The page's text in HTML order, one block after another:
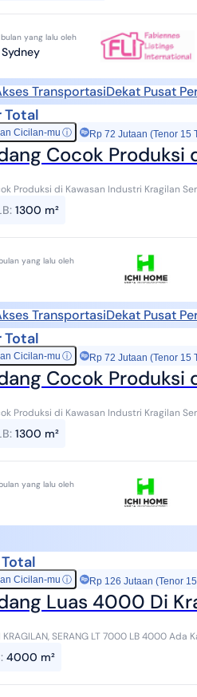
yang lalu oleh
TransportasiDekat Pusat
Total
Cicilan-mu ⓘ Rp 72 Jutaan (Tenor 15
Cocok Produksi
di Kawasan Industri Kragilan Serang Gudang strategis di kawasan
ke Tol Ciujung. Sangat co...
: 1300 m²
yang lalu oleh
TransportasiDekat Pusat
Total
Cicilan-mu ⓘ Rp 72 Jutaan (Tenor 15
Cocok Produksi
di Kawasan Industri Kragilan Serang Gudang strategis di kawasan
ke Tol Ciujung. Sangat co...
: 1300 m²
yang lalu oleh
Cicilan-mu ⓘ Rp 126 Jutaan (Tenor
Luas 4000 Di
Ada Kantor Ada Mess SHM Akses Containner 40 Feet
: 4000 m²